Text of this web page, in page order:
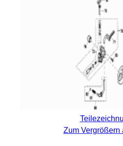
Zum Vergrößern